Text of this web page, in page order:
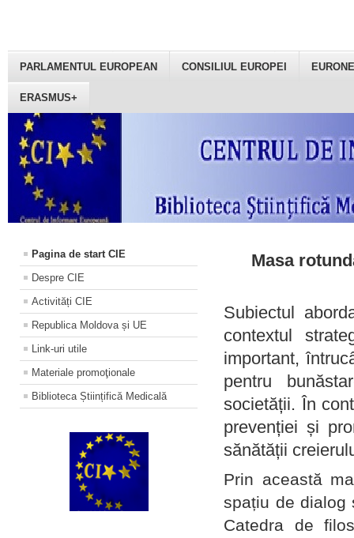
PARLAMENTUL EUROPEAN CONSILIUL EUROPEI
ERASMUS+
Pagina de start CIE
Despre CIE
Activități CIE
Republica Moldova și UE
Link-uri utile
Materiale promoţionale
Biblioteca Științifică Medicală
Masa
Subiectul
contextul
important,
pentru
societății. În
prevenției și
sănătății
Prin această
spațiu de dialog
Catedra de